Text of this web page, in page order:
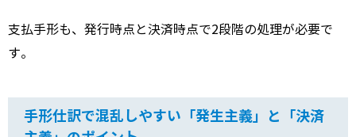
支払手形も、発行時点と決済時点で2段階の処理が必要で
す。
手形仕訳で混乱しやすい「発生主義」と「決済